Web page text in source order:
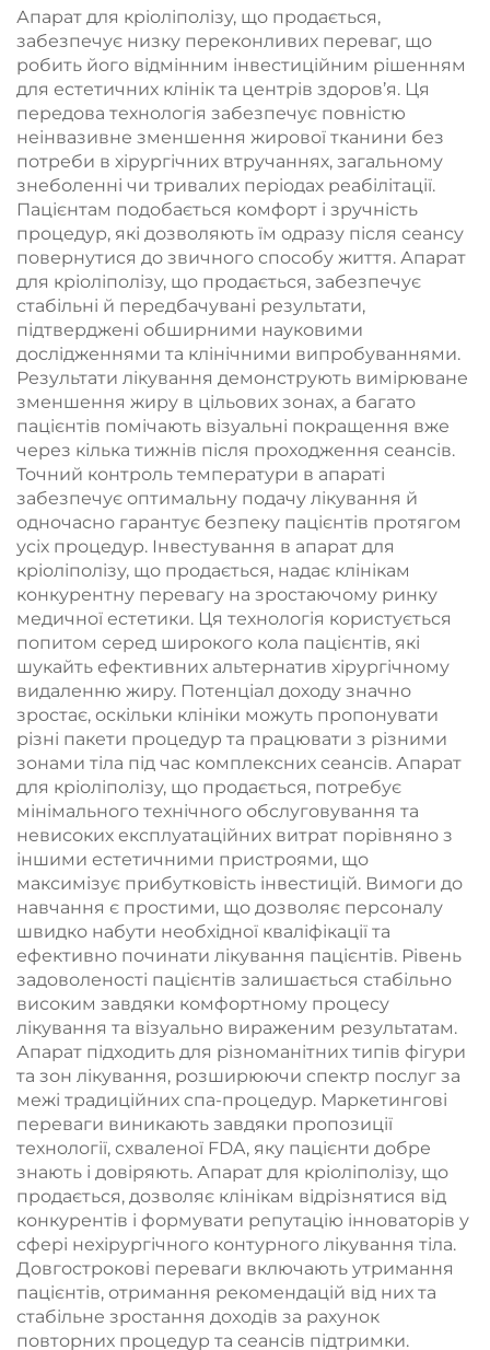
допомогою діодного
лазера 1060 нм,
призначений для
контурної корекції та
схуднення
ручки
Апарат для кріоліполізу, що продається,
забезпечує низку переконливих переваг, що
робить його відмінним інвестиційним рішенням
для естетичних клінік та центрів здоров’я. Ця
передова технологія забезпечує повністю
неінвазивне зменшення жирової тканини без
потреби в хірургічних втручаннях, загальному
знеболенні чи тривалих періодах реабілітації.
Пацієнтам подобається комфорт і зручність
процедур, які дозволяють їм одразу після сеансу
повернутися до звичного способу життя. Апарат
для кріоліполізу, що продається, забезпечує
стабільні й передбачувані результати,
підтверджені обширними науковими
дослідженнями та клінічними випробуваннями.
Результати лікування демонструють вимірюване
зменшення жиру в цільових зонах, а багато
пацієнтів помічають візуальні покращення вже
через кілька тижнів після проходження сеансів.
Точний контроль температури в апараті
забезпечує оптимальну подачу лікування й
одночасно гарантує безпеку пацієнтів протягом
усіх процедур. Інвестування в апарат для
кріоліполізу, що продається, надає клінікам
конкурентну перевагу на зростаючому ринку
медичної естетики. Ця технологія користується
попитом серед широкого кола пацієнтів, які
шукайть ефективних альтернатив хірургічному
видаленню жиру. Потенціал доходу значно
зростає, оскільки клініки можуть пропонувати
різні пакети процедур та працювати з різними
зонами тіла під час комплексних сеансів. Апарат
для кріоліполізу, що продається, потребує
мінімального технічного обслуговування та
невисоких експлуатаційних витрат порівняно з
іншими естетичними пристроями, що
максимізує прибутковість інвестицій. Вимоги до
навчання є простими, що дозволяє персоналу
швидко набути необхідної кваліфікації та
ефективно починати лікування пацієнтів. Рівень
задоволеності пацієнтів залишається стабільно
високим завдяки комфортному процесу
лікування та візуально вираженим результатам.
Апарат підходить для різноманітних типів фігури
та зон лікування, розширюючи спектр послуг за
межі традиційних спа-процедур. Маркетингові
переваги виникають завдяки пропозиції
технології, схваленої FDA, яку пацієнти добре
знають і довіряють. Апарат для кріоліполізу, що
продається, дозволяє клінікам відрізнятися від
конкурентів і формувати репутацію інноваторів у
сфері нехірургічного контурного лікування тіла.
Довгострокові переваги включають утримання
пацієнтів, отримання рекомендацій від них та
стабільне зростання доходів за рахунок
повторних процедур та сеансів підтримки.